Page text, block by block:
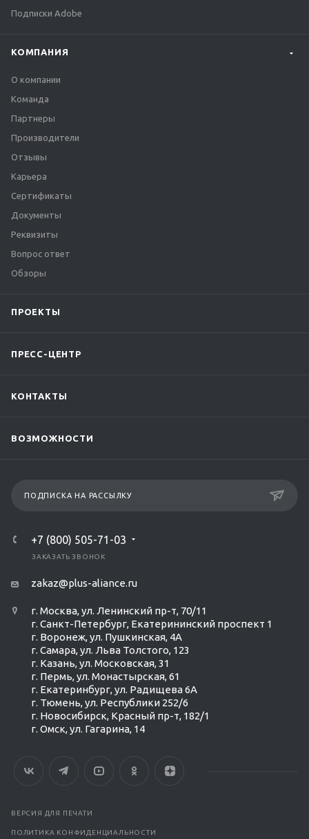
Подписки Adobe
КОМПАНИЯ
О компании
Команда
Партнеры
Производители
Отзывы
Карьера
Сертификаты
Документы
Реквизиты
Вопрос ответ
Обзоры
ПРОЕКТЫ
ПРЕСС-ЦЕНТР
КОНТАКТЫ
ВОЗМОЖНОСТИ
ПОДПИСКА НА РАССЫЛКУ
+7 (800) 505-71-03
ЗАКАЗАТЬ ЗВОНОК
zakaz@plus-aliance.ru
г. Москва, ул. Ленинский пр-т, 70/11
г. Санкт-Петербург, Екатерининский проспект 1
г. Воронеж, ул. Пушкинская, 4А
г. Самара, ул. Льва Толстого, 123
г. Казань, ул. Московская, 31
г. Пермь, ул. Монастырская, 61
г. Екатеринбург, ул. Радищева 6А
г. Тюмень, ул. Республики 252/6
г. Новосибирск, Красный пр-т, 182/1
г. Омск, ул. ​Гагарина, 14
ВЕРСИЯ ДЛЯ ПЕЧАТИ
ПОЛИТИКА КОНФИДЕНЦИАЛЬНОСТИ